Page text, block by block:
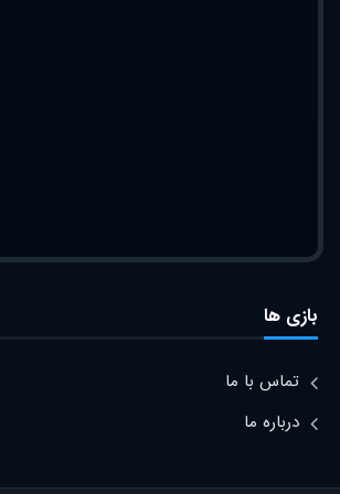
بازی ها
تماس با ما
درباره ما